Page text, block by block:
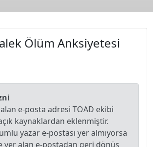
Ölüm Anksiyetesi
e-posta adresi TOAD ekibi
kaynaklardan eklenmiştir.
yazar e-postası yer almıyorsa
yer alan e-postadan geri dönüş